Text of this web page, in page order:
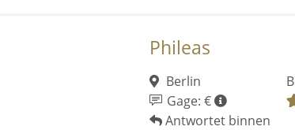
Phileas
Berlin
Gage: €
Antwortet binnen